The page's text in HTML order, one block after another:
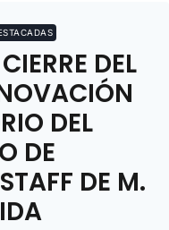
DEL
DEL
DE
DE M.